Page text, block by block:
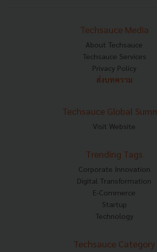
Techsauce Media
About Techsauce
Techsauce Services
Privacy Policy
ส่งบทความ
Techsauce Global
Visit Website
Trending Tags
Corporate Innovation
Digital Transformation
E-Commerce
Startup
Technology
Techsauce Category